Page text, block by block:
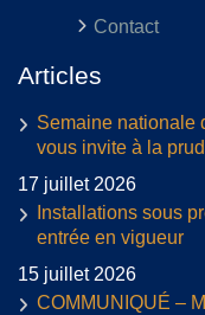
Contact
Articles
Semaine nationale
vous invite à la
17 juillet 2026
Installations sous
entrée en vigueur
15 juillet 2026
COMMUNIQUÉ –